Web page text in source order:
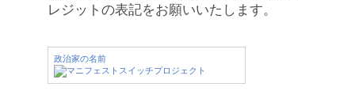
レジットの表記をお願いいたします。
政治家の名前